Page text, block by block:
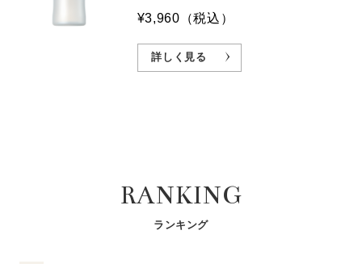
¥3,960 （税込）
詳しく見る
RANKING
ランキング